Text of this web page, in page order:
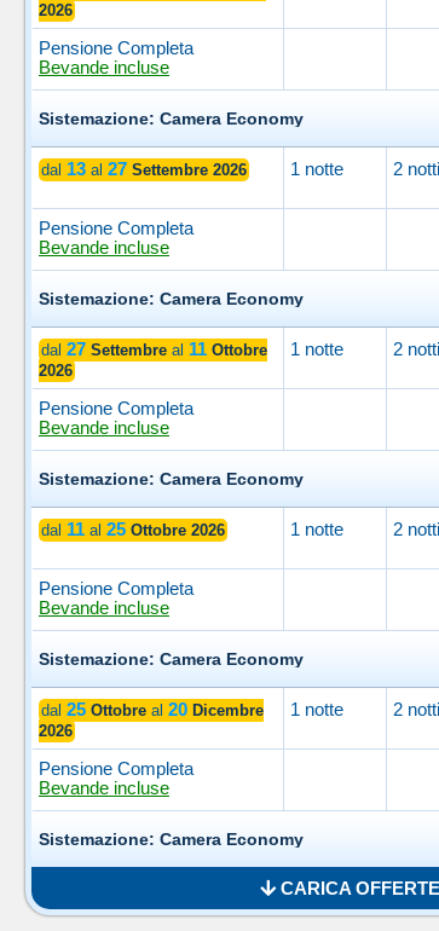
2026
Pensione Completa
Bevande incluse
Sistemazione: Camera Economy
dal 13 al 27 Settembre 2026 1 notte 2 notti
Pensione Completa
Bevande incluse
Sistemazione: Camera Economy
dal 27 Settembre al 11 Ottobre
2026
1 notte 2 notti
Pensione Completa
Bevande incluse
Sistemazione: Camera Economy
dal 11 al 25 Ottobre 2026 1 notte 2 notti
Pensione Completa
Bevande incluse
Sistemazione: Camera Economy
dal 25 Ottobre al 20 Dicembre
2026
1 notte 2 notti
Pensione Completa
Bevande incluse
Sistemazione: Camera Economy
CARICA